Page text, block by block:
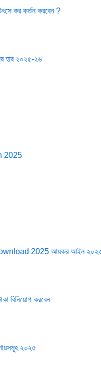
কর কর্তন করবেন ?
হার ২০২৫-২৬
2025
2025 আয়কর আইন
বিনিয়োগ করবেন
২০২৫